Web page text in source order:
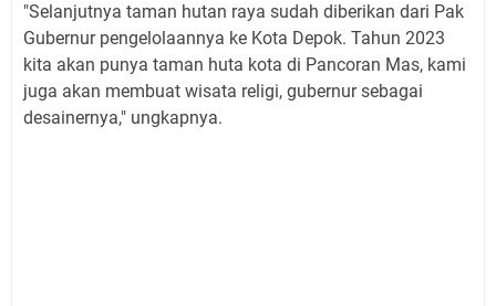
"Selanjutnya taman hutan raya sudah diberikan dari Pak
Gubernur pengelolaannya ke Kota Depok. Tahun 2023
kita akan punya taman huta kota di Pancoran Mas, kami
juga akan membuat wisata religi, gubernur sebagai
desainernya," ungkapnya.